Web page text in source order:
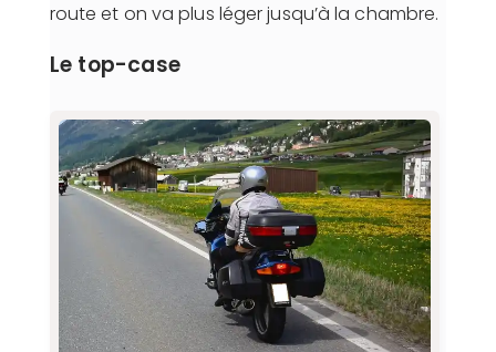
route et on va plus léger jusqu’à la chambre.
Le top-case